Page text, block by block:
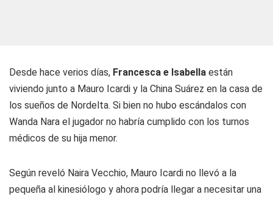
Desde hace verios días, Francesca e Isabella están
viviendo junto a Mauro Icardi y la China Suárez en la casa de
los sueños de Nordelta. Si bien no hubo escándalos con
Wanda Nara el jugador no habría cumplido con los turnos
médicos de su hija menor.
Según reveló Naira Vecchio, Mauro Icardi no llevó a la
pequeña al kinesiólogo y ahora podría llegar a necesitar una